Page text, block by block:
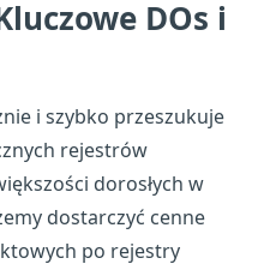
DOs i
i szybko przeszukuje
rejestrów
dorosłych w
dostarczyć cenne
po rejestry